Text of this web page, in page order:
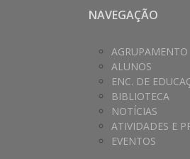
NAVEGAÇÃO
AGRUPAMENTO
ALUNOS
ENC. DE
BIBLIOTECA
NOTÍCIAS
ATIVIDADES E
EVENTOS